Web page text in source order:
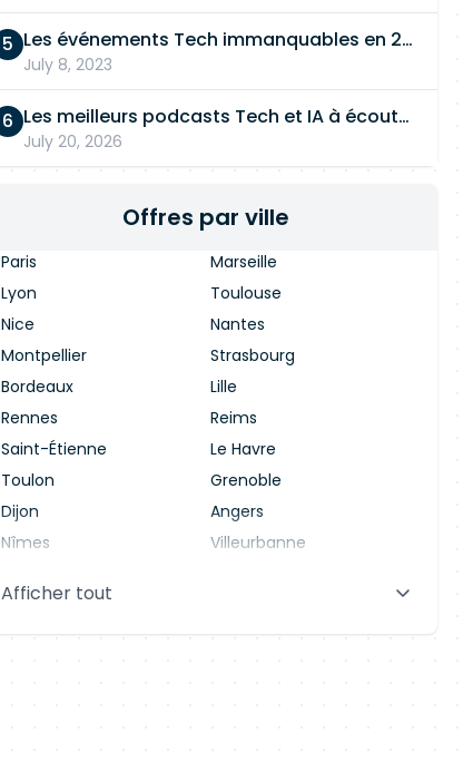
Les événements Tech immanquables en 2026
July 8, 2023
Les meilleurs podcasts Tech et IA à écouter en 2026
July 20, 2026
Offres par ville
Paris
Marseille
Lyon
Toulouse
Nice
Nantes
Montpellier
Strasbourg
Bordeaux
Lille
Rennes
Reims
Saint-Étienne
Le Havre
Toulon
Grenoble
Dijon
Angers
Nîmes
Villeurbanne
Aix-en-Provence
Afficher tout